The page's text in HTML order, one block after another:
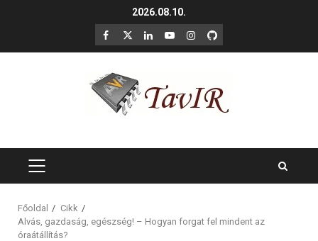
2026.08.10.
F X LinkedIn
YouTubeInstagram
GitHub
PRIMARY
Főoldal
Cikk
Alvás, gazdaság, egészség! – Hogyan forgat fel mindent az
óraátállítás?